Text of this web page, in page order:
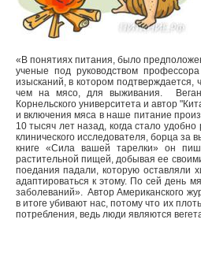
«В понятиях питания, было
ученые под руководством
изысканий, в котором
чем на мясо, для выживания.
Корнельского университета и автор
и включения мяса в наше питание
10 тысяч лет назад, когда стало
клинического исследователя, борца
книге «Сила вашей тарелки» он
растительной пищей, добывая ее
поедания падали, которую оставляли
адаптироваться к этому. По сей день
заболеваний». Автор Американского
в итоге убивают нас, потому что их
потребления, ведь люди являются